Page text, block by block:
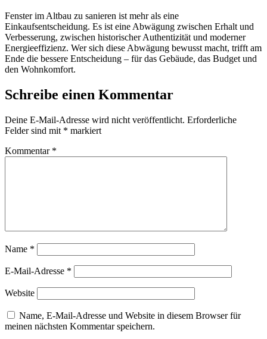
Fenster im Altbau zu sanieren ist mehr als eine
Einkaufsentscheidung. Es ist eine Abwägung zwischen Erhalt und
Verbesserung, zwischen historischer Authentizität und moderner
Energieeffizienz. Wer sich diese Abwägung bewusst macht, trifft am
Ende die bessere Entscheidung – für das Gebäude, das Budget und
den Wohnkomfort.
Schreibe einen Kommentar
Deine E-Mail-Adresse wird nicht veröffentlicht. Erforderliche
Felder sind mit * markiert
Kommentar *
Name *
E-Mail-Adresse *
Website
Name, E-Mail-Adresse und Website in diesem Browser für
meinen nächsten Kommentar speichern.